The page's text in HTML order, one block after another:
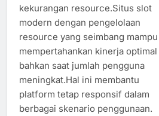
kekurangan resource.Situs slot
modern dengan pengelolaan
resource yang seimbang mampu
mempertahankan kinerja optimal
bahkan saat jumlah pengguna
meningkat.Hal ini membantu
platform tetap responsif dalam
berbagai skenario penggunaan.